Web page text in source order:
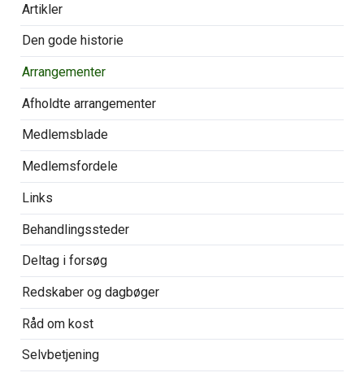
Artikler
Den gode historie
Arrangementer
Afholdte arrangementer
Medlemsblade
Medlemsfordele
Links
Behandlingssteder
Deltag i forsøg
Redskaber og dagbøger
Råd om kost
Selvbetjening